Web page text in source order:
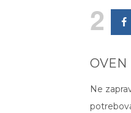
2
OVEN
Ne